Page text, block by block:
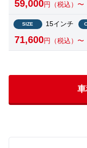
59,000円（税込）〜
SIZE 15インチ
71,600円（税込）〜